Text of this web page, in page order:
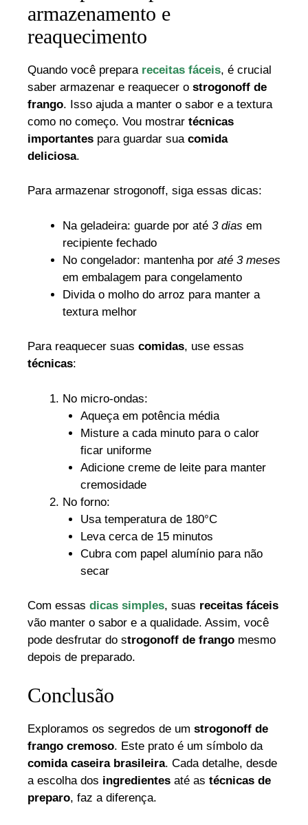
armazenamento e
reaquecimento
Quando você prepara receitas fáceis, é crucial
saber armazenar e reaquecer o strogonoff de
frango. Isso ajuda a manter o sabor e a textura
como no começo. Vou mostrar técnicas
importantes para guardar sua comida
deliciosa.
Para armazenar strogonoff, siga essas dicas:
Na geladeira: guarde por até 3 dias em
recipiente fechado
No congelador: mantenha por até 3 meses
em embalagem para congelamento
Divida o molho do arroz para manter a
textura melhor
Para reaquecer suas comidas, use essas
técnicas:
No micro-ondas:
Aqueça em potência média
Misture a cada minuto para o calor
ficar uniforme
Adicione creme de leite para manter
cremosidade
No forno:
Usa temperatura de 180°C
Leva cerca de 15 minutos
Cubra com papel alumínio para não
secar
Com essas dicas simples, suas receitas fáceis
vão manter o sabor e a qualidade. Assim, você
pode desfrutar do strogonoff de frango mesmo
depois de preparado.
Conclusão
Exploramos os segredos de um strogonoff de
frango cremoso. Este prato é um símbolo da
comida caseira brasileira. Cada detalhe, desde
a escolha dos ingredientes até as técnicas de
preparo, faz a diferença.